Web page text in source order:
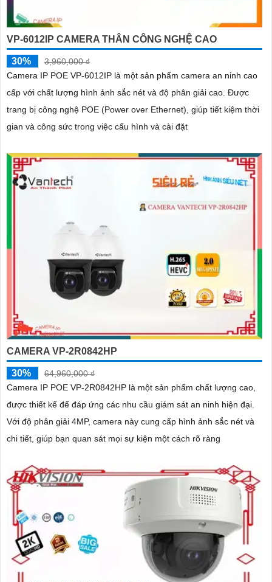
VP-6012IP CAMERA THÂN CÔNG NGHỆ CAO
30%
3,960,000 ₫
Camera IP POE VP-6012IP là một sản phẩm camera an ninh cao
cấp với chất lượng hình ảnh sắc nét và độ phân giải cao. Được
trang bị công nghệ POE (Power over Ethernet), giúp tiết kiệm thời
gian và công sức trong việc cấu hình và cài đặt
CAMERA VP-2R0842HP
30%
64,960,000 ₫
Camera IP POE VP-2R0842HP là một sản phẩm chất lượng cao,
được thiết kế để đáp ứng các nhu cầu giám sát an ninh hiện đại.
Với độ phân giải 4MP, camera này cung cấp hình ảnh sắc nét và
chi tiết, giúp bạn quan sát mọi sự kiện một cách rõ ràng